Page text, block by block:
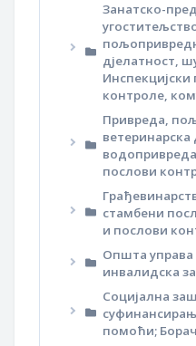
Занатско-
дјелатност,
контроле,
Привреда,
послови
стамбени
и послови
Општа управа
инвалидска
Социјална
помоћи;